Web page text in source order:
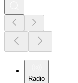
Radio